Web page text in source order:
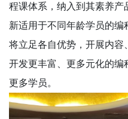
程课体系，纳入到其素养产
新适用于不同年龄学员的
将立足各自优势，开展内容
开发更丰富、更多元化的编
更多学员。